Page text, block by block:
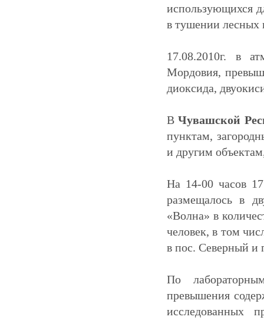
использующихся
в тушении лесных
17.08.2010г. в
Мордовия,
диоксида,
ВЧувашской
пунктам,
и другим
На 14-00 часов
размещалось в
«Волна» в
человек, в том
в пос. Северный и
По
превышения
исследованных